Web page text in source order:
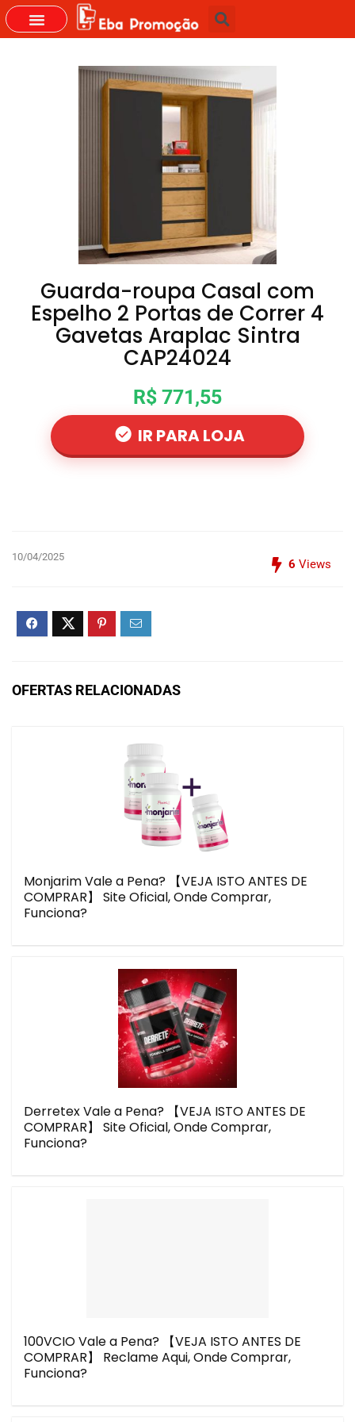
Guarda-roupa Casal com
Espelho 2 Portas de Correr 4
Gavetas Araplac Sintra
CAP24024
R$ 771,55
IR PARA LOJA
10/04/2025
6 Views
OFERTAS RELACIONADAS
Monjarim Vale a Pena? 【VEJA ISTO ANTES DE
COMPRAR】 Site Oficial, Onde Comprar,
Funciona?
Derretex Vale a Pena? 【VEJA ISTO ANTES DE
COMPRAR】 Site Oficial, Onde Comprar,
Funciona?
100VCIO Vale a Pena? 【VEJA ISTO ANTES DE
COMPRAR】 Reclame Aqui, Onde Comprar,
Funciona?